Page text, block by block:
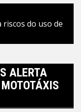
riscos do uso de
ALERTA